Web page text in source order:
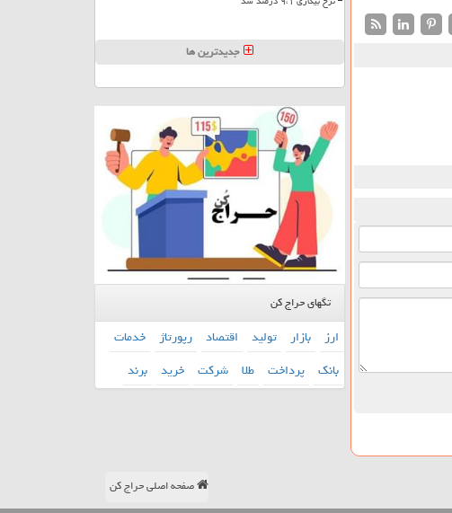
جدیدترین ها
تگهای حراج کن
ارز بازار تولید اقتصاد رپورتاژ خدمات
بانك پرداخت طلا شركت خرید برند
صفحه اصلی حراج کن